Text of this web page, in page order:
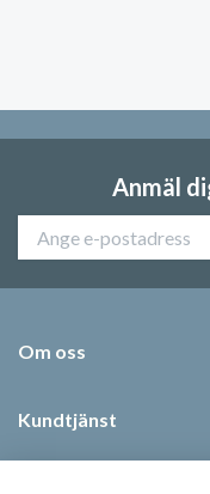
Anmäl
Om oss
Kundtjänst